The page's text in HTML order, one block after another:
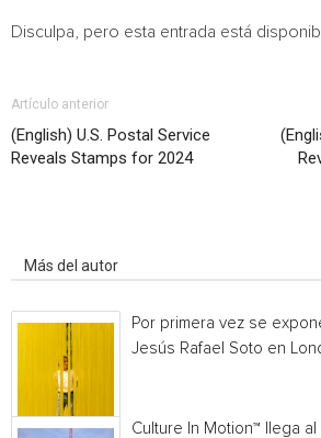
Disculpa, pero esta entrada está
Artículo anterior
(English) U.S. Postal Service
Reveals Stamps for 2024
Más del autor
Por primera vez se
Jesús Rafael Soto en
Culture In Motion™ llega